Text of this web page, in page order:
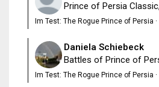
Prince of Persia
Im Test: The Rogue Prince of Persia ·
Daniela Schiebeck
Battles of Prince of
Im Test: The Rogue Prince of Persia ·